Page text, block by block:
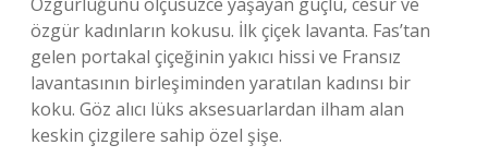
özgür kadınların kokusu. İlk çiçek lavanta. Fas’tan
gelen portakal çiçeğinin yakıcı hissi ve Fransız
lavantasının birleşiminden yaratılan kadınsı bir
koku. Göz alıcı lüks aksesuarlardan ilham alan
keskin çizgilere sahip özel şişe.